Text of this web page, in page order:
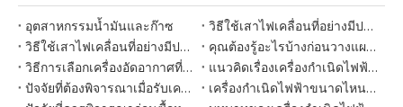
อุตสาหกรรมน้ำมันและก๊าซ
วิธีใช้เสาไฟเคลื่อนที่อย่างมีประสิทธิภาพบนไซต์ก่อสร้างของคุณ
วิธีใช้เสาไฟเคลื่อนที่อย่างมีประสิทธิภาพบนไซต์ก่อสร้างของคุณ
คุณต้องรู้อะไรบ้างก่อนวางแผนเครื่องกำเนิดไฟฟ้าสำหรับโรงแรมของคุณ
วิธีการเลือกเครื่องอัดอากาศที่เหมาะสม
แนวคิดเรื่องเครื่องกำเนิดไฟฟ้าดีเซลเพื่อการเกษตรเป็นไปได้หรือไม่?
ปัจจัยที่ต้องพิจารณาเมื่อรับเครื่องอัดอากาศสำหรับการขุด
เครื่องกำเนิดไฟฟ้าขนาดไหนในการใช้เครื่องซักผ้าความดันไฟฟ้า